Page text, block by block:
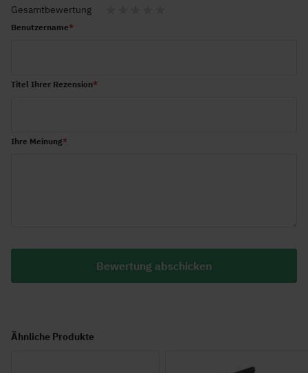
Gesamtbewertung
Benutzername
Titel Ihrer Rezension
Ihre Meinung
Bewertung abschicken
Ähnliche Produkte